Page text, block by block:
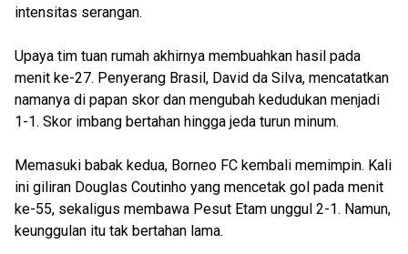
intensitas serangan.
Upaya tim tuan rumah akhirnya membuahkan hasil pada
menit ke-27. Penyerang Brasil, David da Silva, mencatatkan
namanya di papan skor dan mengubah kedudukan menjadi
1-1. Skor imbang bertahan hingga jeda turun minum.
Memasuki babak kedua, Borneo FC kembali memimpin. Kali
ini giliran Douglas Coutinho yang mencetak gol pada menit
ke-55, sekaligus membawa Pesut Etam unggul 2-1. Namun,
keunggulan itu tak bertahan lama.